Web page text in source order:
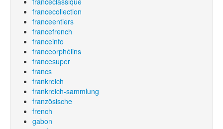
francecollection
franceentiers
francefrench
franceinfo
franceorphélins
francesuper
francs
frankreich
frankreich-sammlung
französische
french
gabon